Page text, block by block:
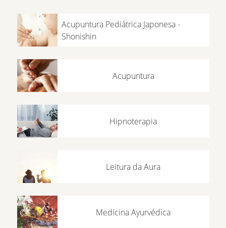
Acupuntura Pediátrica Japonesa -
Shonishin
Acupuntura
Hipnoterapia
Leitura da Aura
Medicina Ayurvédica